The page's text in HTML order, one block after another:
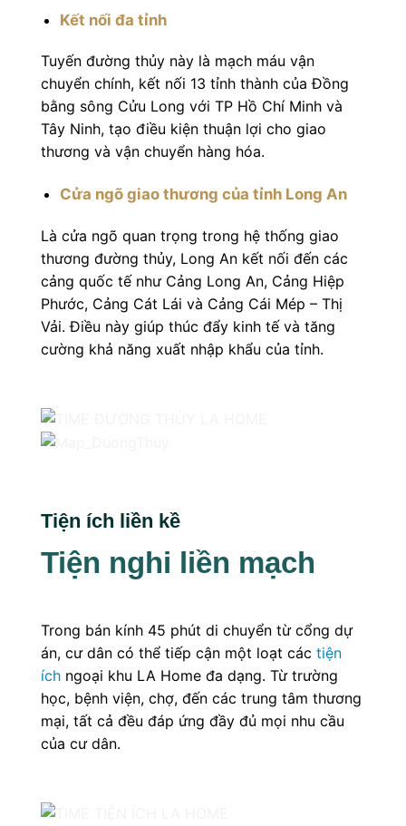
Kết nối đa tỉnh
Tuyến đường thủy này là mạch máu vận
chuyển chính, kết nối 13 tỉnh thành của Đồng
bằng sông Cửu Long với TP Hồ Chí Minh và
Tây Ninh, tạo điều kiện thuận lợi cho giao
thương và vận chuyển hàng hóa.
Cửa ngõ giao thương của tỉnh Long An
Là cửa ngõ quan trọng trong hệ thống giao
thương đường thủy, Long An kết nối đến các
cảng quốc tế như Cảng Long An, Cảng Hiệp
Phước, Cảng Cát Lái và Cảng Cái Mép – Thị
Vải. Điều này giúp thúc đẩy kinh tế và tăng
cường khả năng xuất nhập khẩu của tỉnh.
Tiện ích liền kề
Tiện nghi liền mạch
Trong bán kính 45 phút di chuyển từ cổng dự
án, cư dân có thể tiếp cận một loạt các tiện
ích ngoại khu LA Home đa dạng. Từ trường
học, bệnh viện, chợ, đến các trung tâm thương
mại, tất cả đều đáp ứng đầy đủ mọi nhu cầu
của cư dân.